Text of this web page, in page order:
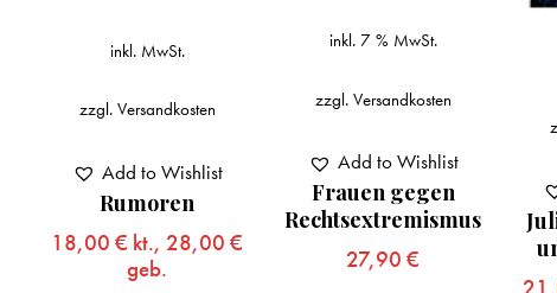
Rumoren
18,00€ kt., 28,00€
geb.
inkl. MwSt.
zzgl. Versandkosten
Add to Wishlist
Frauen gegen
Rechtsextremismus
27,90€
inkl. 7 % MwSt.
zzgl. Versandkosten
Add to Wishlist